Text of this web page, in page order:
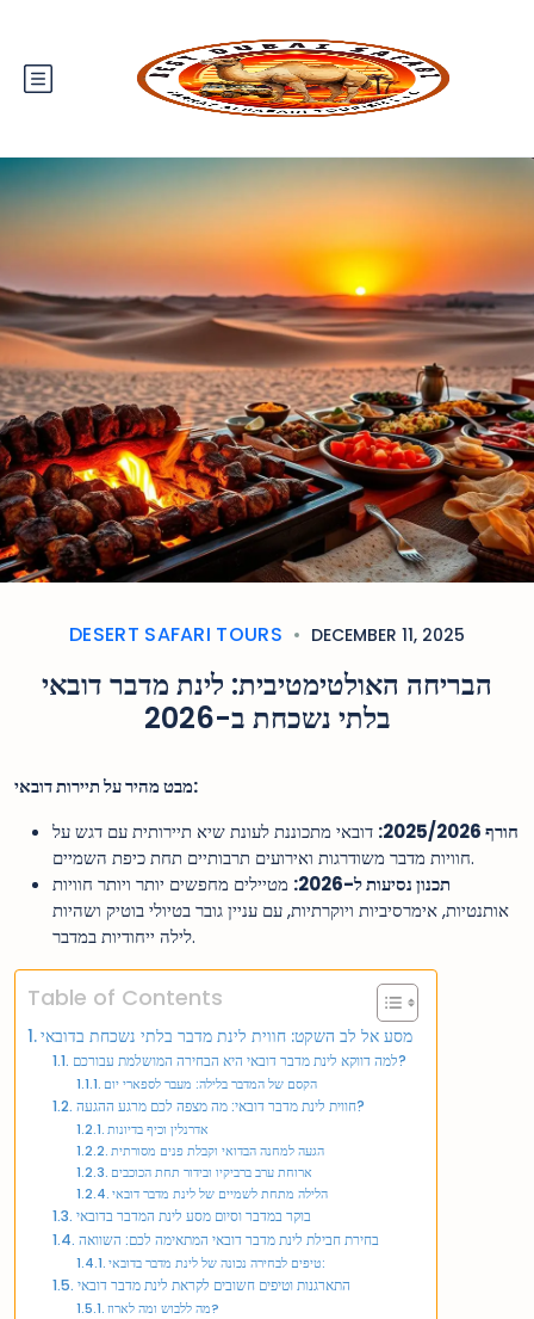
DESERT SAFARI TOURS DECEMBER 11, 2025
הבריחה האולטימטיבית: לינת מדבר דובאי
בלתי נשכחת ב-2026
מבט מהיר על תיירות דובאי:
חורף 2025/2026:
דובאי מתכוננת לעונת שיא תיירותית עם דגש על
חוויות מדבר משודרגות ואירועים תרבותיים תחת כיפת השמיים.
תכנון נסיעות ל-2026:
מטיילים מחפשים יותר ויותר חוויות
אותנטיות, אימרסיביות ויוקרתיות, עם עניין גובר בטיולי בוטיק ושהיות
לילה ייחודיות במדבר.
Table of Contents
מסע אל לב השקט: חווית לינת מדבר בלתי נשכחת בדובאי
למה דווקא לינת מדבר דובאי היא הבחירה המושלמת עבורכם?
הקסם של המדבר בלילה: מעבר לספארי יום
חווית לינת מדבר דובאי: מה מצפה לכם מרגע ההגעה?
אדרנלין וכיף בדיונות
הגעה למחנה הבדואי וקבלת פנים מסורתית
ארוחת ערב ברביקיו ובידור תחת הכוכבים
הלילה מתחת לשמיים של לינת מדבר דובאי
בוקר במדבר וסיום מסע לינת המדבר בדובאי
בחירת חבילת לינת מדבר דובאי המתאימה לכם: השוואה
טיפים לבחירה נכונה של לינת מדבר בדובאי:
התארגנות וטיפים חשובים לקראת לינת מדבר דובאי
מה ללבוש ומה לארוז?